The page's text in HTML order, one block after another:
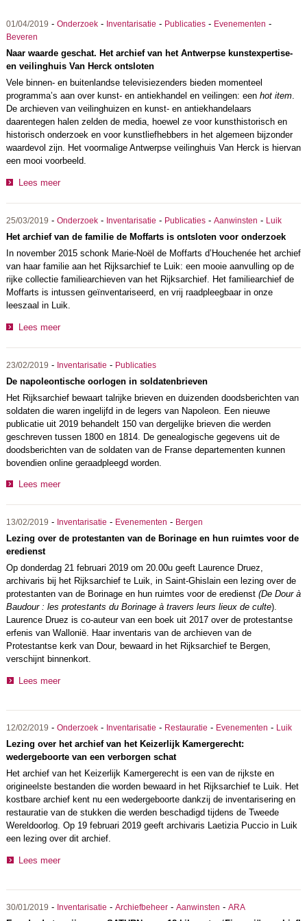
01/04/2019 - Onderzoek- Inventarisatie - Publicaties- Evenementen -
Beveren
Naar waarde geschat. Het archief van het Antwerpse kunstexpertise-
en veilinghuis Van Herck ontsloten
Vele binnen- en buitenlandse televisiezenders bieden momenteel
programma’s aan over kunst- en antiekhandel en veilingen: een hot item.
De archieven van veilinghuizen en kunst- en antiekhandelaars
daarentegen halen zelden de media, hoewel ze voor kunsthistorisch en
historisch onderzoek en voor kunstliefhebbers in het algemeen bijzonder
waardevol zijn. Het voormalige Antwerpse veilinghuis Van Herck is hiervan
een mooi voorbeeld.
Lees meer
25/03/2019 - Onderzoek- Inventarisatie - Publicaties- Aanwinsten - Luik
Het archief van de familie de Moffarts is ontsloten voor onderzoek
In november 2015 schonk Marie-Noël de Moffarts d’Houchenée het archief
van haar familie aan het Rijksarchief te Luik: een mooie aanvulling op de
rijke collectie familiearchieven van het Rijksarchief. Het familiearchief de
Moffarts is intussen geïnventariseerd, en vrij raadpleegbaar in onze
leeszaal in Luik.
Lees meer
23/02/2019 - Inventarisatie - Publicaties
De napoleontische oorlogen in soldatenbrieven
Het Rijksarchief bewaart talrijke brieven en duizenden doodsberichten van
soldaten die waren ingelijfd in de legers van Napoleon. Een nieuwe
publicatie uit 2019 behandelt 150 van dergelijke brieven die werden
geschreven tussen 1800 en 1814. De genealogische gegevens uit de
doodsberichten van de soldaten van de Franse departementen kunnen
bovendien online geraadpleegd worden.
Lees meer
13/02/2019 - Inventarisatie - Evenementen - Bergen
Lezing over de protestanten van de Borinage en hun ruimtes voor de
eredienst
Op donderdag 21 februari 2019 om 20.00u geeft Laurence Druez,
archivaris bij het Rijksarchief te Luik, in Saint-Ghislain een lezing over de
protestanten van de Borinage en hun ruimtes voor de eredienst(De Dour à
Baudour : les protestants du Borinage à travers leurs lieux de culte).
Laurence Druez is co-auteur van een boek uit2017 over de protestantse
erfenis van Wallonië. Haar inventaris van de archieven van de
Protestantse kerk van Dour, bewaard in het Rijksarchief te Bergen,
verschijnt binnenkort.
Lees meer
12/02/2019 - Onderzoek- Inventarisatie - Restauratie - Evenementen - Luik
Lezing over het archief van het Keizerlijk Kamergerecht:
wedergeboorte van een verborgen schat
Het archief van het Keizerlijk Kamergerecht is een van de rijkste en
origineelste bestanden die worden bewaard in het Rijksarchief te Luik. Het
kostbare archief kent nu een wedergeboorte dankzij de inventarisering en
restauratie van de stukken die werden beschadigd tijdens de Tweede
Wereldoorlog. Op 19 februari 2019 geeft archivaris Laetizia Puccio in Luik
een lezing over dit archief.
Lees meer
30/01/2019 - Inventarisatie - Archiefbeheer- Aanwinsten - ARA